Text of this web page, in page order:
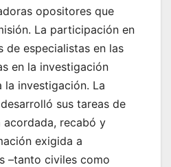
opositores que
La participación en
de especialistas en las
en la investigación
investigación. La
sus tareas de
acordada, recabó y
exigida a
–tanto civiles como